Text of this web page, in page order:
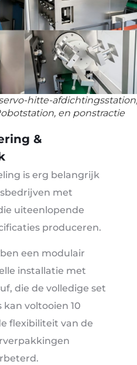
hitte-afdichtingsstation,
en ponstractie
&
is erg belangrijk
met
uiteenlopende
produceren.
een modulair
installatie met
die de volledige set
voltooien 10
flexibiliteit van de